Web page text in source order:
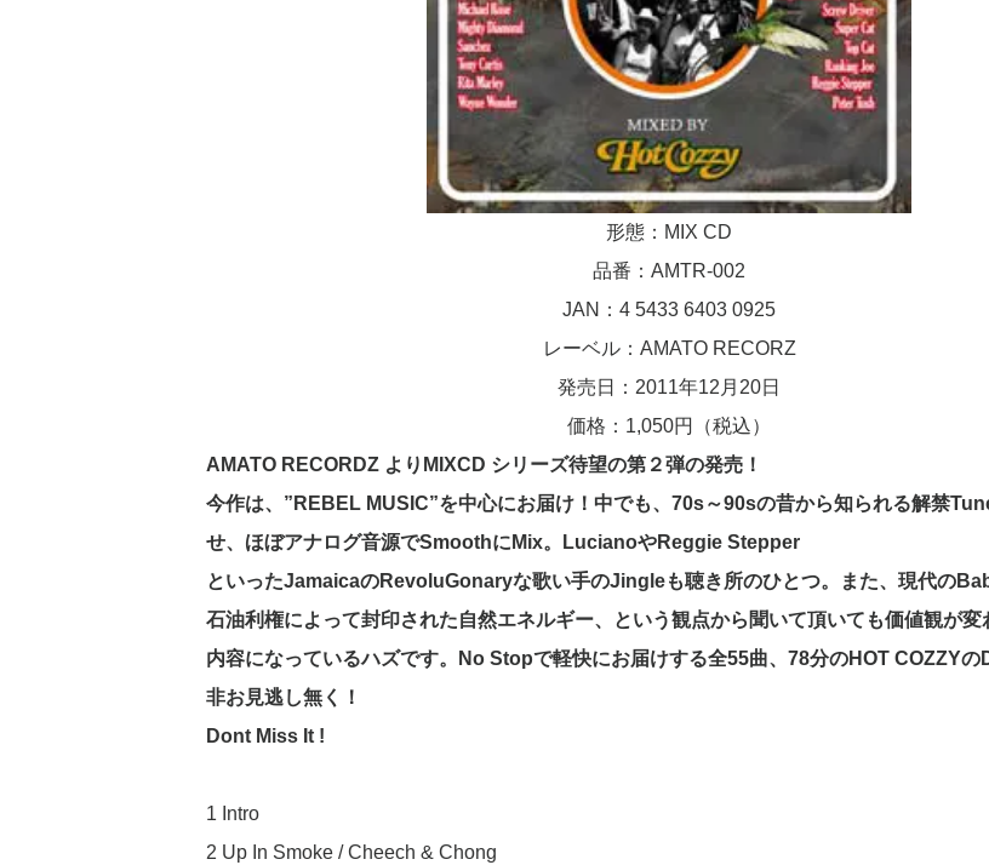
形態：MIX CD
品番：AMTR-002
JAN：4 5433 6403 0925
レーベル：AMATO RECORZ
発売日：2011年12月20日
価格：1,050円（税込）
AMATO RECORDZ よりMIXCD シリーズ待望の第２弾の発売！
今作は、”REBEL MUSIC”を中心にお届け！中でも、70s～90sの昔から知られる解禁
せ、ほぼアナログ音源でSmoothにMix。LucianoやReggie Stepper
といったJamaicaのRevoluGonaryな歌い手のJingleも聴き所のひとつ。また、現代の
石油利権によって封印された自然エネルギー、という観点から聞いて頂いても価値観が変
内容になっているハズです。No Stopで軽快にお届けする全55曲、 78分のHOT COZZYの
非お見逃し無く！
Dont Miss It !
1 Intro
2 Up In Smoke / Cheech & Chong